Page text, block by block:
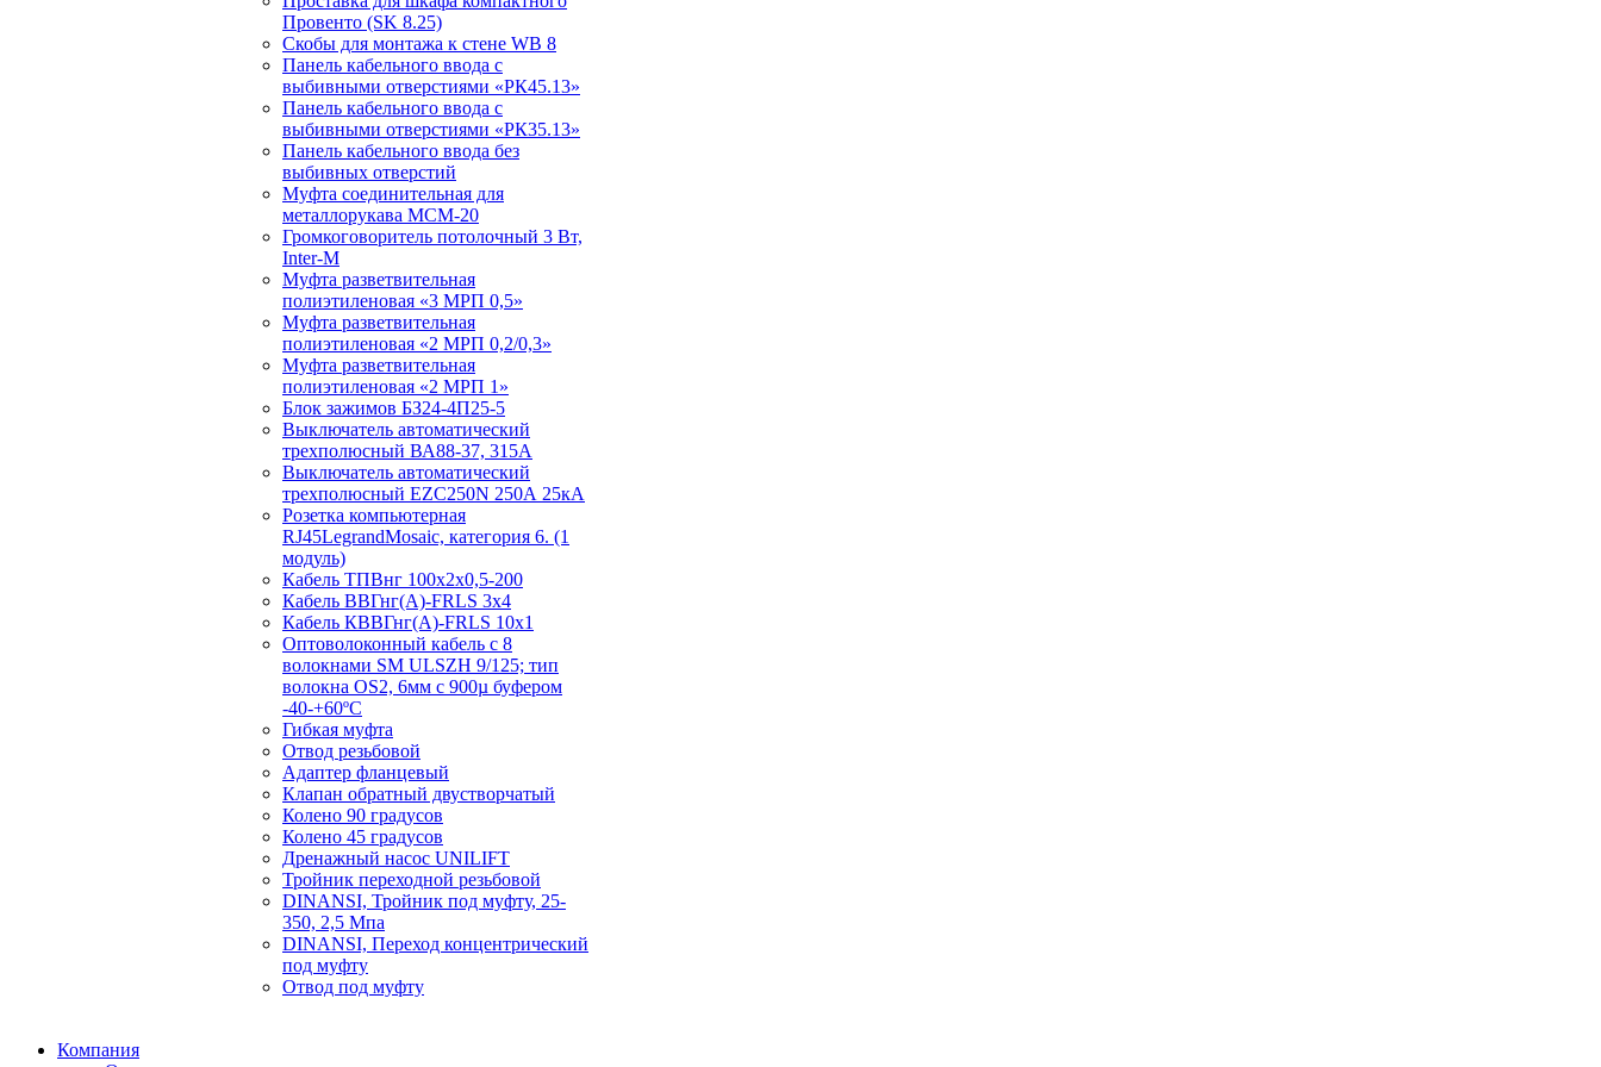
Провенто (SK 8.25)
Скобы для монтажа к стене WB 8
Панель кабельного ввода с
выбивными отверстиями «РК45.13»
Панель кабельного ввода с
выбивными отверстиями «РК35.13»
Панель кабельного ввода без
выбивных отверстий
Муфта соединительная для
металлорукава МСМ-20
Громкоговоритель потолочный 3 Вт,
Inter-M
Муфта разветвительная
полиэтиленовая «3 МРП 0,5»
Муфта разветвительная
полиэтиленовая «2 МРП 0,2/0,3»
Муфта разветвительная
полиэтиленовая «2 МРП 1»
Блок зажимов БЗ24-4П25-5
Выключатель автоматический
трехполюсный ВА88-37, 315А
Выключатель автоматический
трехполюсный EZC250N 250А 25кА
Розетка компьютерная
RJ45LegrandMosaic, категория 6. (1
модуль)
Кабель ТПВнг 100х2х0,5-200
Кабель ВВГнг(А)-FRLS 3х4
Кабель КВВГнг(А)-FRLS 10х1
Оптоволоконный кабель с 8
волокнами SM ULSZH 9/125; тип
волокна OS2, 6мм с 900µ буфером
-40-+60ºC
Гибкая муфта
Отвод резьбовой
Адаптер фланцевый
Клапан обратный двустворчатый
Колено 90 градусов
Колено 45 градусов
Дренажный насос UNILIFT
Тройник переходной резьбовой
DINANSI, Тройник под муфту, 25-
350, 2,5 Мпа
DINANSI, Переход концентрический
под муфту
Отвод под муфту
Компания